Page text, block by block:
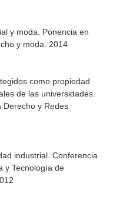
y moda. Ponencia en
y moda. 2014
como propiedad
de las universidades.
Derecho y Redes
industrial. Conferencia
y Tecnología de